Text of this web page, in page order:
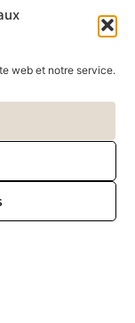
web et notre service.